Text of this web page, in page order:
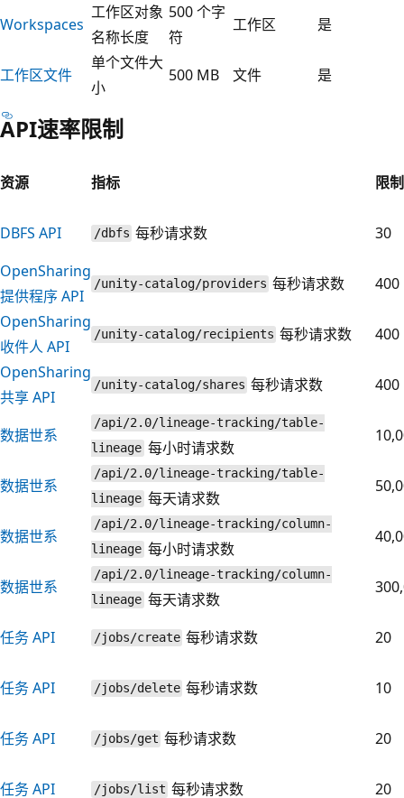
Workspaces
工作区对象
名称长度
500 个字
符
工作区 是
工作区文件
单个文件大
小
500 MB 文件 是
API速率限制
资源 指标 限制
DBFS API /dbfs 每秒请求数
30
OpenSharing
提供程序 API
/unity-catalog/providers 每秒请求数
400
OpenSharing
收件人 API
/unity-catalog/recipients 每秒请求数
400
OpenSharing
共享 API
/unity-catalog/shares 每秒请求数 400
数据世系
/api/2.0/lineage-tracking/table-
lineage 每小时请求数
数据世系
/api/2.0/lineage-tracking/table-
lineage 每天请求数
数据世系
/api/2.0/lineage-tracking/column-
lineage 每小时请求数
数据世系
/api/2.0/lineage-tracking/column-
lineage 每天请求数
任务 API /jobs/create 每秒请求数 20
任务 API /jobs/delete 每秒请求数 10
任务 API /jobs/get 每秒请求数 20
任务 API /jobs/list 每秒请求数 20